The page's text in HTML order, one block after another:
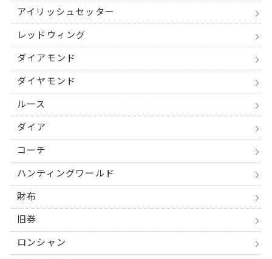
アイリッシュセッター
レッドウィング
ダイアモンド
ダイヤモンド
ルース
ダイア
コーチ
ハンティングワールド
財布
旧券
ロンシャン